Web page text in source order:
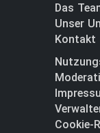
Das
Unser
Kontakt
Cookie-